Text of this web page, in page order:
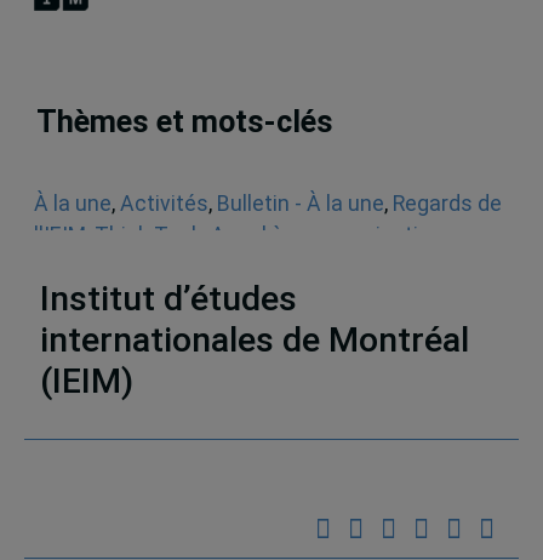
Thèmes et mots-clés
À la une, Activités, Bulletin - À la une, Regards de
l'IEIM Think Tank Appel à communications
Institut d’études
internationales de Montréal
(IEIM)